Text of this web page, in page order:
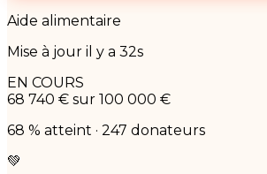
Aide alimentaire
Mise à jour il y a 32s
EN COURS
68 740 € sur 100 000 €
68 % atteint · 247 donateurs
💚